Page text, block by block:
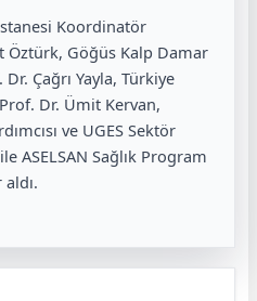
Koordinatör
Öztürk, Göğüs Kalp Damar
Çağrı Yayla, Türkiye
Dr. Ümit Kervan,
ve UGES Sektör
ASELSAN Sağlık Program